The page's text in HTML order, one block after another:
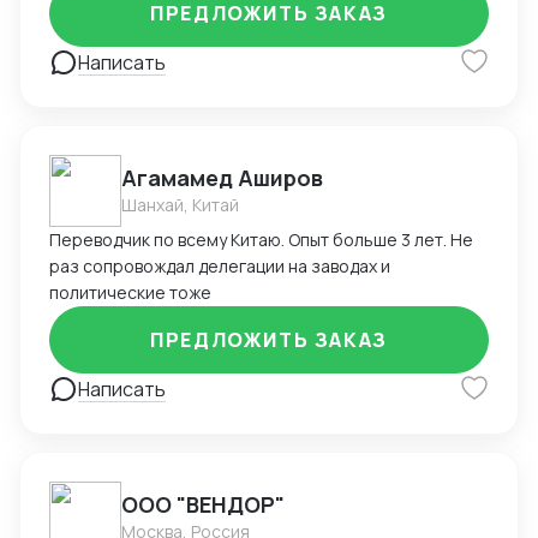
долгосрочному сотрудничеству.
Написать
ПРЕДЛОЖИТЬ ЗАКАЗ
Агамамед Аширов
Шанхай, Китай
Переводчик по всему Китаю. Опыт больше 3 лет. Не
раз сопровождал делегации на заводах и
политические тоже
Написать
ПРЕДЛОЖИТЬ ЗАКАЗ
ООО "ВЕНДОР"
Москва, Россия